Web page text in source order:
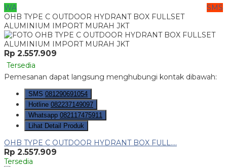
WA
SMS
OHB TYPE C OUTDOOR HYDRANT BOX FULLSET
ALUMINIUM IMPORT MURAH JKT
Rp 2.557.909
Tersedia
Pemesanan dapat langsung menghubungi kontak dibawah:
SMS 081290691054
Hotline 082237149097
Whatsapp 082117475911
Lihat Detail Produk
OHB TYPE C OUTDOOR HYDRANT BOX FULL....
Rp 2.557.909
Tersedia